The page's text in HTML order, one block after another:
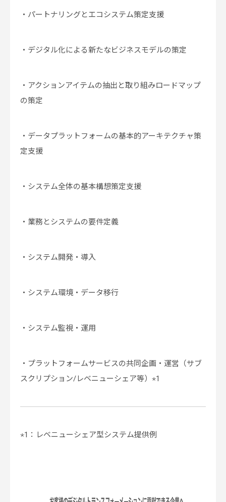
・パートナリングとエコシステム策定支援
・デジタル化による新たなビジネスモデルの策定
・アクションアイテムの抽出と取り組みロードマップ
の策定
・データプラットフォームの基本的アーキテクチャ策
定支援
・システム全体の基本構想策定支援
・業務とシステムの要件定義
・システム開発・導入
・システム環境・データ移行
・システム監視・運用
・プラットフォームサービスの共同企画・運営（サブ
スクリプション/レベニューシェア等）⋆1
⋆1：レベニューシェア型システム提供例